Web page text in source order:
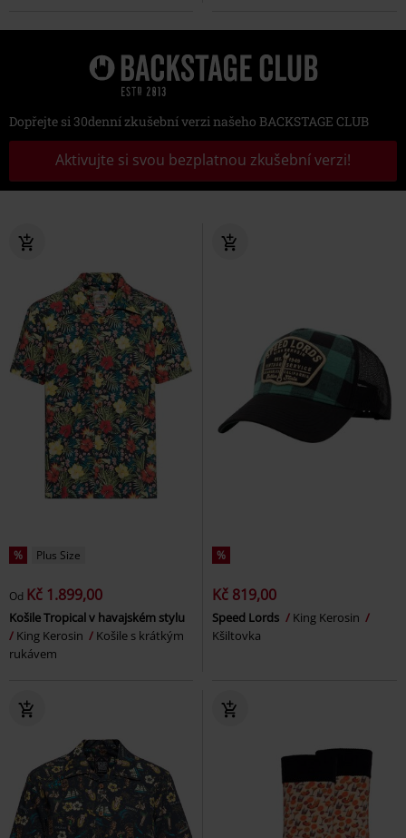
Dopřejte si 30denní zkušební verzi našeho BACKSTAGE CLUB
Aktivujte si svou bezplatnou zkušební verzi!
% Plus Size
Od Kč 1.899,00
Košile Tropical v havajském stylu
King Kerosin
Košile s krátkým
rukávem
%
Kč 819,00
Speed Lords
King Kerosin
Kšiltovka